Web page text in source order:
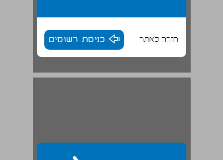
חזרה לאתר כניסת רשומים